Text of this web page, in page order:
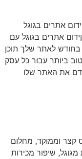
של קידום אתרים בגוגל
אתרים בגוגל עם
רלוונטיות בחודש לאתר שלך תוכן
ביותר עבור כל עסק
את האתר שלו
קצר וממוקד, מחלום
שיפור מכירות